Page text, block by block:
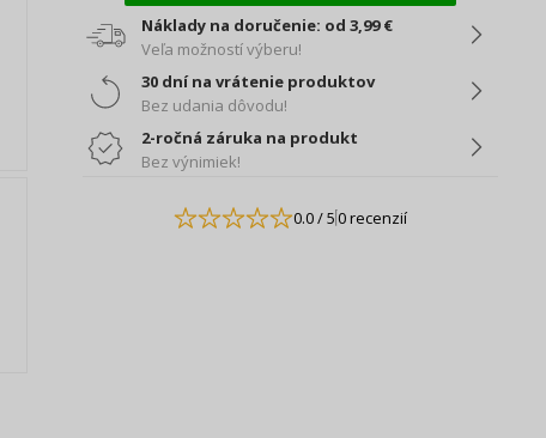
Náklady na doručenie: od 3,99 €
Veľa možností výberu!
30 dní na vrátenie produktov
Bez udania dôvodu!
2-ročná záruka na produkt
Bez výnimiek!
0.0/ 50 recenzií